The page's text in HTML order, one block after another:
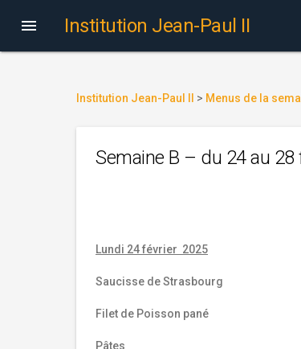
 Institution Jean-Paul II
Institution Jean-Paul II > Menus de la
Semaine B – du 24 au
Lundi 24 février 2025
Saucisse de Strasbourg
Filet de Poisson pané
Pâtes